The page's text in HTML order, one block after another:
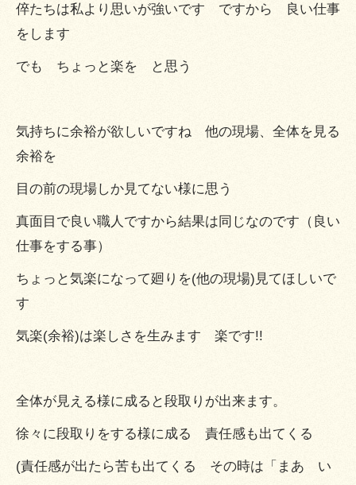
倅たちは私より思いが強いです ですから 良い仕事
をします
でも ちょっと楽を と思う
気持ちに余裕が欲しいですね 他の現場、全体を見る
余裕を
目の前の現場しか見てない様に思う
真面目で良い職人ですから結果は同じなのです（良い
仕事をする事）
ちょっと気楽になって廻りを(他の現場)見てほしいで
す
気楽(余裕)は楽しさを生みます 楽です!!
全体が見える様に成ると段取りが出来ます。
徐々に段取りをする様に成る 責任感も出てくる
(責任感が出たら苦も出てくる その時は「まあ い